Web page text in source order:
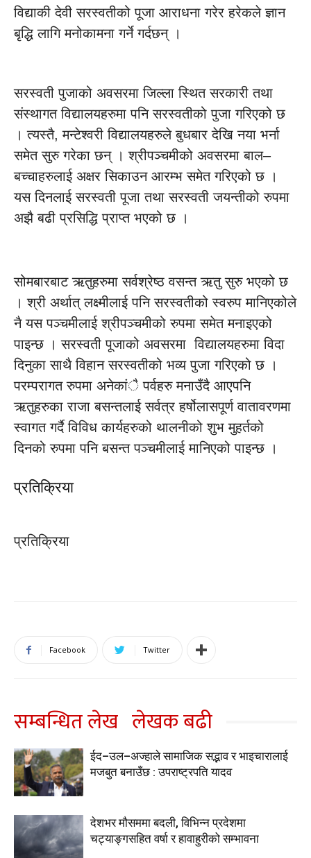
विद्याकी देवी सरस्वतीको पूजा आराधना गरेर हरेकले ज्ञान
बृद्धि लागि मनोकामना गर्ने गर्दछन् ।
सरस्वती पुजाको अवसरमा जिल्ला स्थित सरकारी तथा
संस्थागत विद्यालयहरुमा पनि सरस्वतीको पुजा गरिएको छ
। त्यस्तै, मन्टेश्वरी विद्यालयहरुले बुधबार देखि नया भर्ना
समेत सुरु गरेका छन् । श्रीपञ्चमीको अवसरमा बाल–
बच्चाहरुलाई अक्षर सिकाउन आरम्भ समेत गरिएको छ ।
यस दिनलाई सरस्वती पूजा तथा सरस्वती जयन्तीको रुपमा
अझै बढी प्रसिद्धि प्राप्त भएको छ ।
सोमबारबाट ऋतुहरुमा सर्वश्रेष्ठ वसन्त ऋतु सुरु भएको छ
। श्री अर्थात् लक्ष्मीलाई पनि सरस्वतीको स्वरुप मानिएकोले
नै यस पञ्चमीलाई श्रीपञ्चमीको रुपमा समेत मनाइएको
पाइन्छ । सरस्वती पूजाको अवसरमा विद्यालयहरुमा विदा
दिनुका साथै विहान सरस्वतीको भव्य पुजा गरिएको छ ।
परम्परागत रुपमा अनेकांै पर्वहरु मनाउँदै आएपनि
ऋतुहरुका राजा बसन्तलाई सर्वत्र हर्षोलासपूर्ण वातावरणमा
स्वागत गर्दै विविध कार्यहरुको थालनीको शुभ मुहर्तको
दिनको रुपमा पनि बसन्त पञ्चमीलाई मानिएको पाइन्छ ।
प्रतिक्रिया
प्रतिक्रिया
Facebook Twitter
सम्बन्धित लेख लेखक बढी
ईद–उल–अज्हाले सामाजिक सद्भाव र भाइचारालाई
मजबुत बनाउँछ : उपराष्ट्रपति यादव
देशभर मौसममा बदली, विभिन्न प्रदेशमा
चट्याङ्गसहित वर्षा र हावाहुरीको सम्भावना